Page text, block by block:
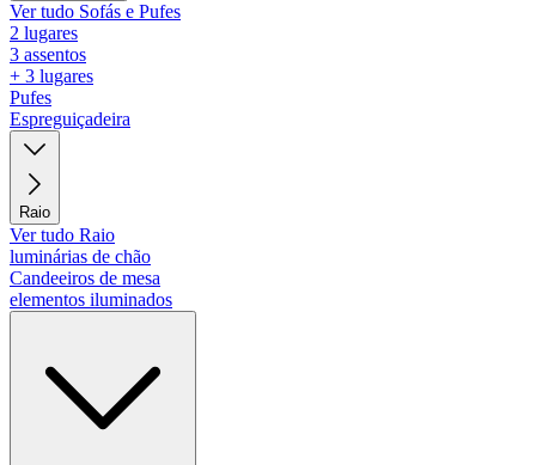
Ver tudo Sofás e Pufes
2 lugares
3 assentos
+ 3 lugares
Pufes
Espreguiçadeira
Raio
Ver tudo Raio
luminárias de chão
Candeeiros de mesa
elementos iluminados